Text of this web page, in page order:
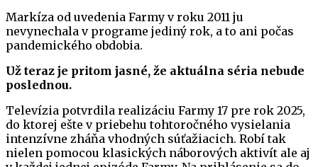
Markíza od uvedenia Farmy v roku 2011 ju
nevynechala v programe jediný rok, a to ani počas
pandemického obdobia.
Už teraz je pritom jasné, že aktuálna séria nebude
poslednou.
Televízia potvrdila realizáciu Farmy 17 pre rok 2025,
do ktorej ešte v priebehu tohtoročného vysielania
intenzívne zháňa vhodných súťažiacich. Robí tak
nielen pomocou klasických náborových aktivít ale aj